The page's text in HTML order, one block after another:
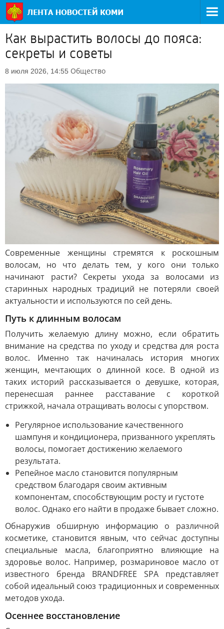
Как вырастить волосы до пояса:
секреты и советы
8 июля 2026, 14:55 Общество
Современные женщины стремятся к роскошным
волосам, но что делать тем, у кого они только
начинают расти? Секреты ухода за волосами из
старинных народных традиций не потеряли своей
актуальности и используются по сей день.
Путь к длинным волосам
Получить желаемую длину можно, если обратить
внимание на средства по уходу и средства для роста
волос. Именно так начиналась история многих
женщин, мечтающих о длинной косе. В одной из
таких историй рассказывается о девушке, которая,
перенесшая раннее расставание с короткой
стрижкой, начала отращивать волосы с упорством.
Регулярное использование качественного
шампуня и кондиционера, призванного укреплять
волосы, помогает достижению желаемого
результата.
Репейное масло становится популярным
средством благодаря своим активным
компонентам, способствующим росту и густоте
волос. Однако его найти в продаже бывает сложно.
Обнаружив обширную информацию о различной
косметике, становится явным, что сейчас доступны
специальные масла, благоприятно влияющие на
здоровье волос. Например, розмариновое масло от
известного бренда BRANDFREE SPA представляет
собой идеальный союз традиционных и современных
методов ухода.
Осеннее восстановление